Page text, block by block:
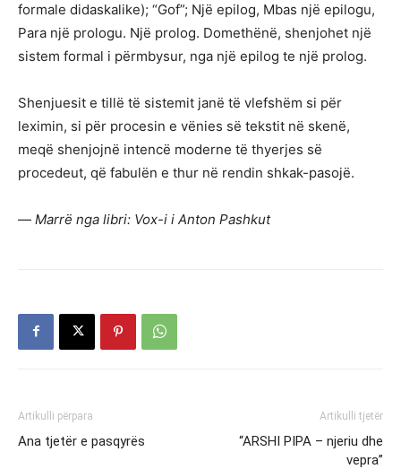
formale didaskalike); “Gof”; Një epilog, Mbas një epilogu,
Para një prologu. Një prolog. Domethënë, shenjohet një
sistem formal i përmbysur, nga një epilog te një prolog.
Shenjuesit e tillë të sistemit janë të vlefshëm si për
leximin, si për procesin e vënies së tekstit në skenë,
meqë shenjojnë intencë moderne të thyerjes së
procedeut, që fabulën e thur në rendin shkak-pasojë.
— Marrë nga libri: Vox-i i Anton Pashkut
Artikulli përpara
Ana tjetër e pasqyrës
Artikulli tjetër
“ARSHI PIPA – njeriu dhe
vepra”